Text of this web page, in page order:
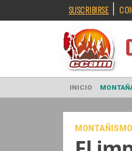
SUSCRIBIRSE |
INICIO
MONTAÑISMO